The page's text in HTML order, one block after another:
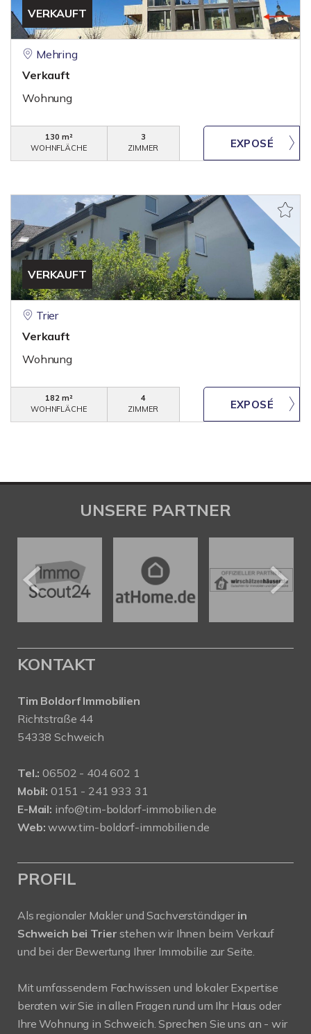
VERKAUFT
Mehring
Verkauft
Wohnung
130 m²
WOHNFLÄCHE
3
ZIMMER
VERKAUFT
Trier
Verkauft
Wohnung
182 m²
WOHNFLÄCHE
4
ZIMMER
UNSERE PARTNER
KONTAKT
Tim Boldorf Immobilien
Richtstraße 44
54338 Schweich
Tel.: 06502 - 404 602 1
Mobil: 0151 - 241 933 31
E-Mail: info@tim-boldorf-immobilien.de
Web:www.tim-boldorf-immobilien.de
PROFIL
Als regionaler Makler und Sachverständigerin
Schweich bei Trierstehen wir Ihnen beim Verkauf
und bei der Bewertung Ihrer Immobilie zur Seite.
Mit umfassendem Fachwissen und lokaler Expertise
beraten wir Sie in allen Fragen rund um Ihr Haus oder
Ihre Wohnung in Schweich. Sprechen Sie uns an - wir